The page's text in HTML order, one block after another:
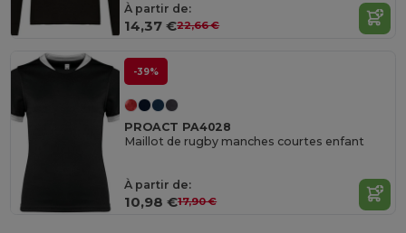
À partir de:
14,37 €22,66 €
-39%
PROACT PA4028
Maillot de rugby manches courtes enfant
À partir de:
10,98 €17,90 €